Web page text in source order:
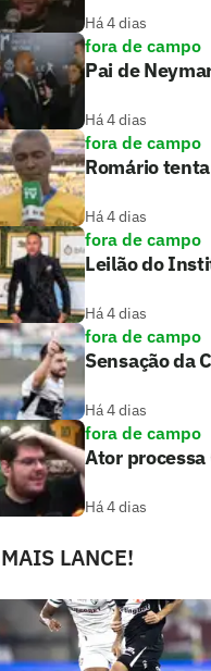
Há 4 dias
fora de campo
Pai de
Há 4 dias
fora de campo
Romário
Há 4 dias
fora de campo
Leilão do
Há 4 dias
fora de campo
Sensação da
Há 4 dias
fora de campo
Ator processa
Há 4 dias
MAIS LANCE!